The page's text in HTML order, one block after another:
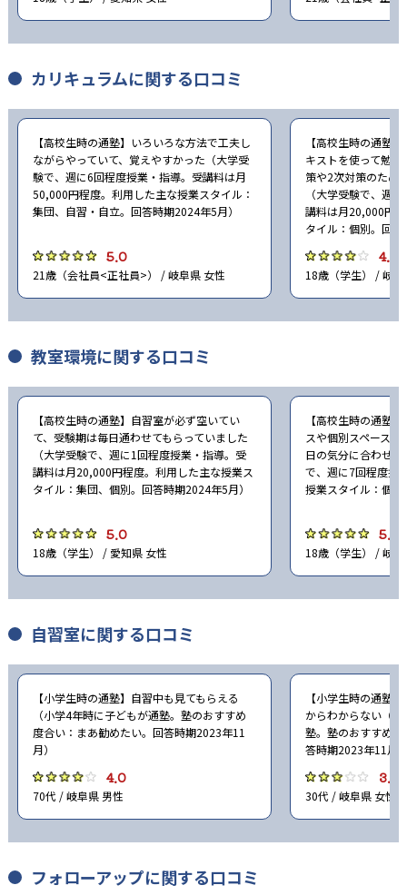
カリキュラムに関する口コミ
【高校生時の通塾】いろいろな方法で工夫し
ながらやっていて、覚えやすかった（大学受
験で、週に6回程度授業・指導。受講料は月
50,000円程度。利用した主な授業スタイル：
集団、自習・自立。回答時期2024年5月）
5.0
21歳（会社員<正社員>） / 岐阜県 女性
【高校生時の通塾
キストを使って勉
策や2次対策のため
（大学受験で、週
講料は月20,000円
タイル：個別。回
4.0
18歳（学生） / 岐阜
教室環境に関する口コミ
【高校生時の通塾】自習室が必ず空いてい
て、受験期は毎日通わせてもらっていました
（大学受験で、週に1回程度授業・指導。受
講料は月20,000円程度。利用した主な授業ス
タイル：集団、個別。回答時期2024年5月）
5.0
18歳（学生） / 愛知県 女性
【高校生時の通塾
スや個別スペース
日の気分に合わせ
で、週に7回程度授
授業スタイル：個
5.0
18歳（学生） / 岐阜
自習室に関する口コミ
【小学生時の通塾】自習中も見てもらえる
（小学4年時に子どもが通塾。塾のおすすめ
度合い：まあ勧めたい。回答時期2023年11
月）
4.0
70代 / 岐阜県 男性
【小学生時の通塾
からわからない（
塾。塾のおすすめ
答時期2023年11月
3.0
30代 / 岐阜県 女性
フォローアップに関する口コミ